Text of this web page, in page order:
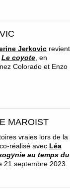
Jerkovicrevient
Le coyote, en
Colorado et Enzo
MAROIST
vraies lors de la
réalisé avec Léa
au temps du
21 septembre 2023.